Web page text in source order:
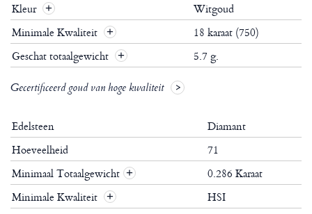
Kleur
Witgoud
Minimale Kwaliteit
18 karaat (750)
Geschat totaalgewicht
5.7 g.
Gecertificeerd goud van hoge kwaliteit
Edelsteen
Diamant
Hoeveelheid
71
Minimaal Totaalgewicht +
0.286 Karaat
Minimale Kwaliteit
+ HSI